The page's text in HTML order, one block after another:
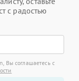
с радостью
Вы соглашаетесь с